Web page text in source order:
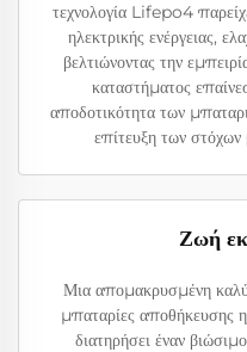
τεχνολογία Lifepo4
ηλεκτρικής ενέργειας,
βελτιώνοντας την
καταστήματος
αποδοτικότητα των
επίτευξη των στόχων
Ζωή
Μια απομακρυσμένη
μπαταρίες αποθήκευσης
διατηρήσει έναν